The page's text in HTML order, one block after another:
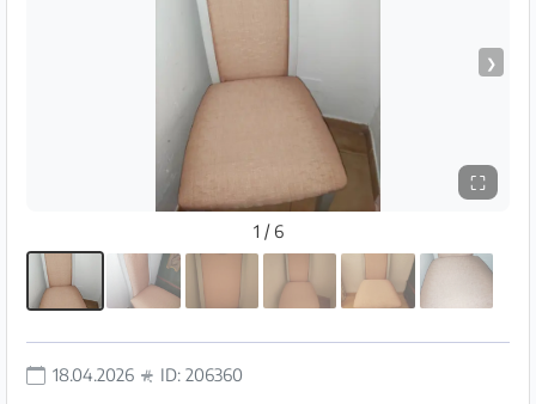
❯
⛶
1 / 6
18.04.2026 ID: 206360